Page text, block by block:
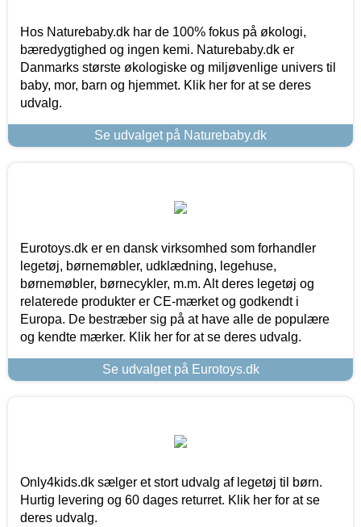
Hos Naturebaby.dk har de 100% fokus på økologi,
bæredygtighed og ingen kemi. Naturebaby.dk er
Danmarks største økologiske og miljøvenlige univers til
baby, mor, barn og hjemmet. Klik her for at se deres
udvalg.
Se udvalget på Naturebaby.dk
Eurotoys.dk er en dansk virksomhed som forhandler
legetøj, børnemøbler, udklædning, legehuse,
børnemøbler, børnecykler, m.m. Alt deres legetøj og
relaterede produkter er CE-mærket og godkendt i
Europa. De bestræber sig på at have alle de populære
og kendte mærker. Klik her for at se deres udvalg.
Se udvalget på Eurotoys.dk
Only4kids.dk sælger et stort udvalg af legetøj til børn.
Hurtig levering og 60 dages returret. Klik her for at se
deres udvalg.